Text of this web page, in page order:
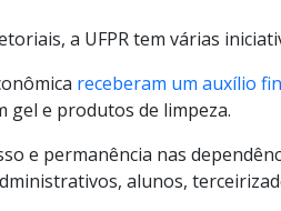
a UFPR tem várias
receberam um auxílio
gel e produtos de limpeza.
e permanência nas
alunos,